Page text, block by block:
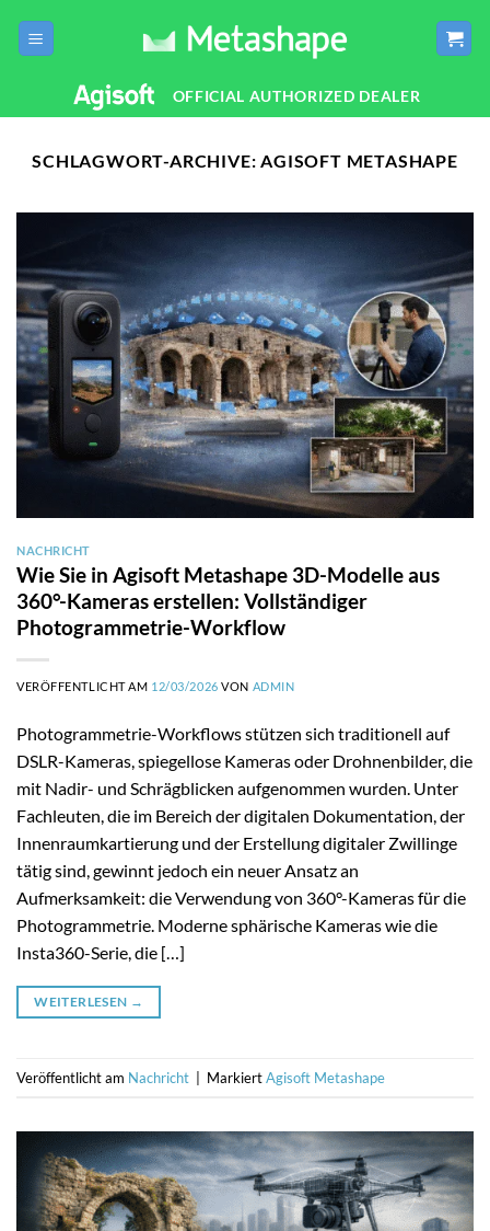
Inhalt
OFFICIAL AUTHORIZED DEALER
SCHLAGWORT-ARCHIVE:AGISOFT METASHAPE
NACHRICHT
Wie Sie in Agisoft Metashape 3D-Modelle aus
360°-Kameras erstellen: Vollständiger
Photogrammetrie-Workflow
VERÖFFENTLICHT AM 12/03/2026 VON ADMIN
Photogrammetrie-Workflows stützen sich traditionell auf
DSLR-Kameras, spiegellose Kameras oder Drohnenbilder, die
mit Nadir- und Schrägblicken aufgenommen wurden. Unter
Fachleuten, die im Bereich der digitalen Dokumentation, der
Innenraumkartierung und der Erstellung digitaler Zwillinge
tätig sind, gewinnt jedoch ein neuer Ansatz an
Aufmerksamkeit: die Verwendung von 360°-Kameras für die
Photogrammetrie. Moderne sphärische Kameras wie die
Insta360-Serie, die […]
WEITERLESEN →
Veröffentlicht am Nachricht MarkiertAgisoft Metashape